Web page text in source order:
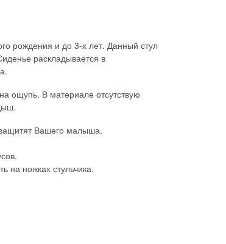
рождения и до 3-х лет. Данный стул
раскладывается в
ощупь. В материале отсутствую
Вашего малыша.
на ножках стульчика.